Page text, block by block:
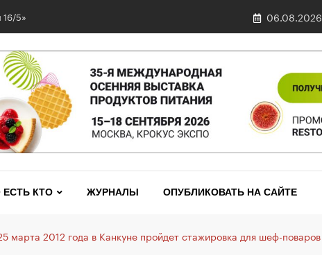
5» 06.08.2026
ЕСТЬ КТО ЖУРНАЛЫ ОПУБЛИКОВАТЬ НА САЙТЕ
марта 2012 года в Канкуне пройдет стажировка для шеф-поваров